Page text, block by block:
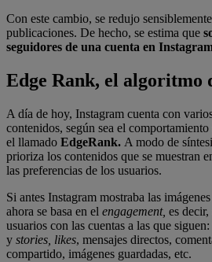
Con este cambio, se redujo
publicaciones. De hecho, se estima que
seguidores de una cuenta en
Edge Rank, el algoritmo
A día de hoy, Instagram cuenta con
contenidos, según sea el
el llamado EdgeRank. A modo de
prioriza los contenidos que se muestran
las preferencias de los usuarios.
Si antes Instagram mostraba las
ahora se basa en el engagement, es
usuarios con las cuentas a las que
y stories, likes, mensajes directos,
compartido, imágenes guardadas, etc.